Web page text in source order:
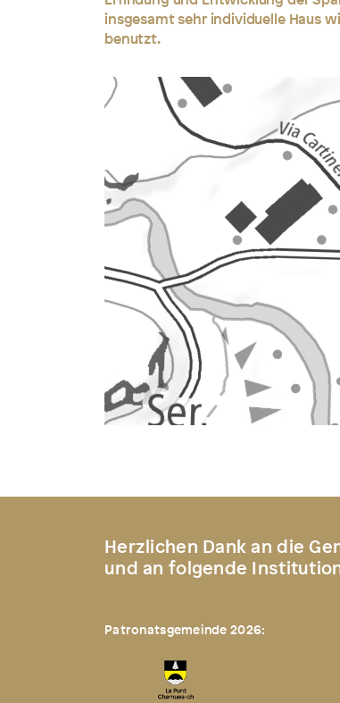
insgesamt sehr individuelle Haus
benutzt.
Herzlichen Dank an die
und an folgende
Patronatsgemeinde 2026: